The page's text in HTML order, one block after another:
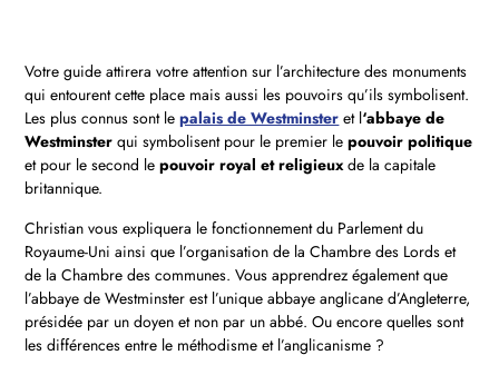
Votre guide attirera votre attention sur l’architecture des monuments
qui entourent cette place mais aussi les pouvoirs qu’ils symbolisent.
Les plus connus sont lepalais de Westminster et l‘abbaye de
Westminster qui symbolisent pour le premier lepouvoir politique
et pour le second lepouvoir royal et religieuxde la capitale
britannique.
Christian vous expliquera le fonctionnement du Parlement du
Royaume-Uni ainsi que l’organisation de la Chambre des Lords et
de la Chambre des communes. Vous apprendrez également que
l’abbaye de Westminster est l’unique abbaye anglicane d’Angleterre,
présidée par un doyen et non par un abbé. Ou encore quelles sont
les différences entre le méthodisme et l’anglicanisme ?